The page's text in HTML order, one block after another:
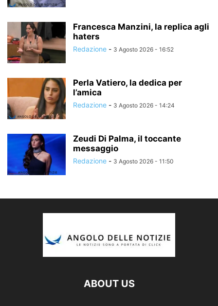
Francesca Manzini, la replica agli
haters
Redazione - 3 Agosto 2026 - 16:52
Perla Vatiero, la dedica per
l’amica
Redazione - 3 Agosto 2026 - 14:24
Zeudi Di Palma, il toccante
messaggio
Redazione - 3 Agosto 2026 - 11:50
ABOUT US